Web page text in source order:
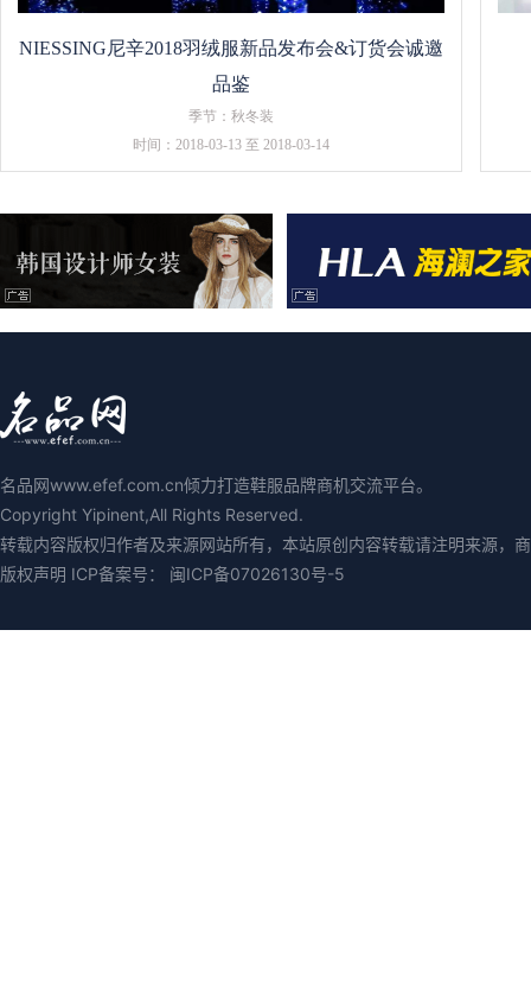
NIESSING尼辛2018羽绒服新品发布会&订货会诚邀
品鉴
季节：秋冬装
时间：2018-03-13 至 2018-03-14
名品网www.efef.com.cn倾力打造鞋服品牌商机交流平台。
Copyright Yipinent,All Rights Reserved.
转载内容版权归作者及来源网站所有，本站原创内容转载请注明来源
版权声明 ICP备案号： 闽ICP备07026130号-5